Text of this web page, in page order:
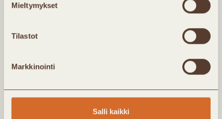
Mieltymykset
Tilastot
Markkinointi
Salli kaikki
Olen Kaukolämpö ry:n jäsen
Kyllä, haluan tilata Kaukolämpö ry:n
kirjeen toimittamista varten. Tarkempi kuvaus